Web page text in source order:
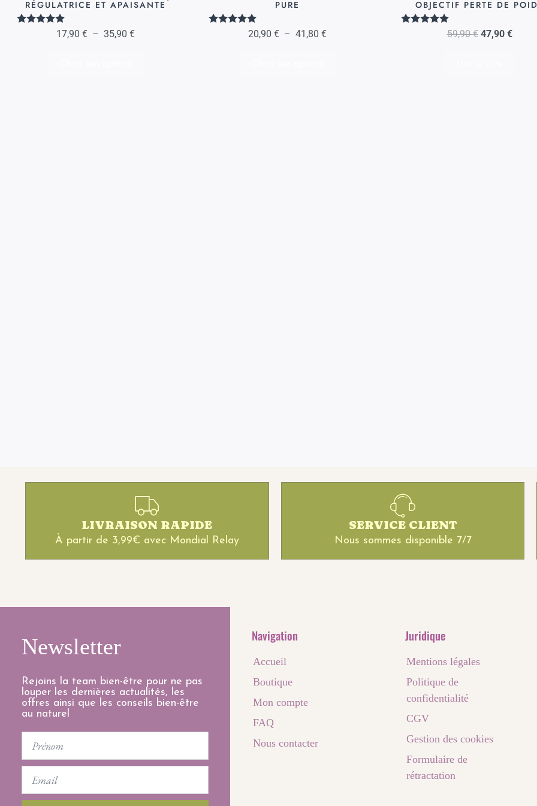
RÉGULATRICE ET APAISANTE
17,90€ – 35,90€
du
PURE
20,90€ – 41,80€
du
OBJECTIF PERTE DE
59,90€ 47,90 €
LIVRAISON RAPIDE
À partir de 3,99€ avec Mondial Relay
SERVICE CLIENT
Nous sommes disponible 7/7
Newsletter
Rejoins la team bien-être pour ne pas
louper les dernières actualités, les
offres ainsi que les conseils bien-être
au naturel
First
Email
Navigation
Accueil
Boutique
Mon compte
FAQ
Nous contacter
Juridique
Mentions légales
Politique de
confidentialité
CGV
Gestion des cookies
Formulaire de
rétractation